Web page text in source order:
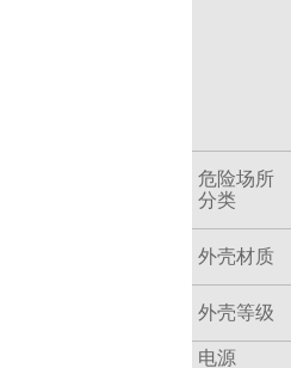
危险场所
分类
外壳材质
外壳等级
电源